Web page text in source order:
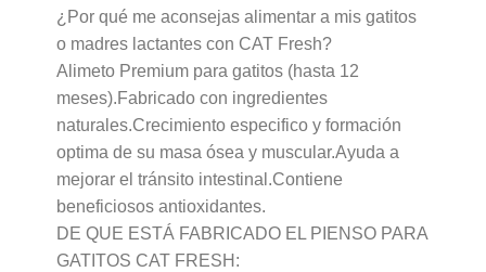
¿Por qué me aconsejas alimentar a mis gatitos
o madres lactantes con CAT Fresh?
Alimeto Premium para gatitos (hasta 12
meses).Fabricado con ingredientes
naturales.Crecimiento especifico y formación
optima de su masa ósea y muscular.Ayuda a
mejorar el tránsito intestinal.Contiene
beneficiosos antioxidantes.
DE QUE ESTÁ FABRICADO EL PIENSO PARA
GATITOS CAT FRESH: